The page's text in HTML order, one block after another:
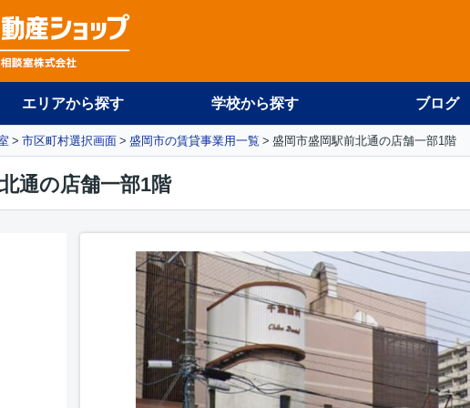
エリアから探す 学校から探す ブログ
市区町村選択画面 盛岡市の賃貸事業用一覧 盛岡市盛岡駅前北通の店舗一部1階
通の店舗一部1階